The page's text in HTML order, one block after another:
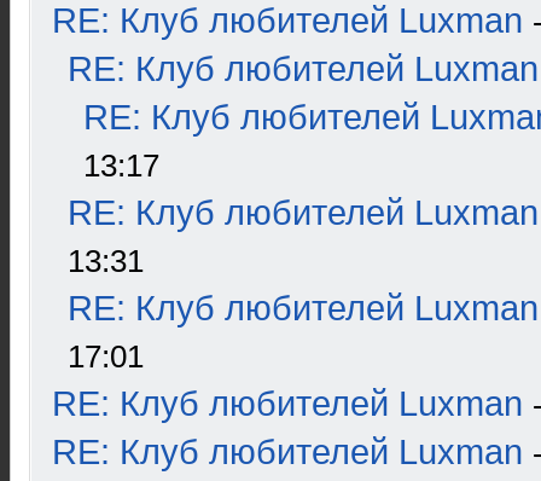
RE: Клуб любителей Luxman
RE: Клуб любителей Luxman
RE: Клуб любителей
13:17
RE: Клуб любителей Luxman
13:31
RE: Клуб любителей Luxman
17:01
RE: Клуб любителей Luxman
RE: Клуб любителей Luxman